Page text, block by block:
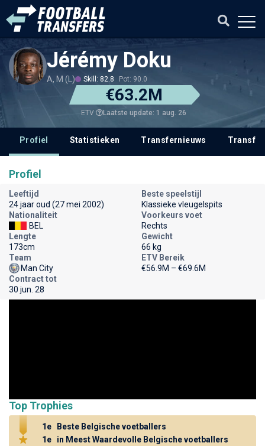
Jérémy Doku
A, M (L) Skill: 82.8 Pot: 90.0
€63.2M
ETV Laatste update: 1 aug. 26
Profiel Statistieken Transfernieuws
Profiel
Leeftijd
24 jaar oud (27 mei 2002)
Beste speelstijl
Klassieke vleugelspits
Nationaliteit
BEL
Voorkeurs voet
Rechts
Lengte
173cm
Gewicht
66 kg
Team
Man City
ETV Bereik
€56.9M – €69.6M
Contract tot
30 jun. 28
Top Trophies
1e
Beste Belgische voetballers
1e
in Meest Waardevolle Belgische voetballers